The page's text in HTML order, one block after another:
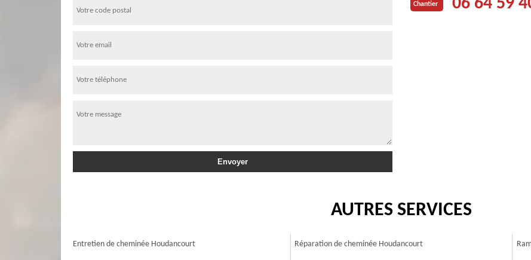
Chantier
AUTRES SERVICES
Entretien de cheminée Houdancourt Réparation de cheminée Houdancourt